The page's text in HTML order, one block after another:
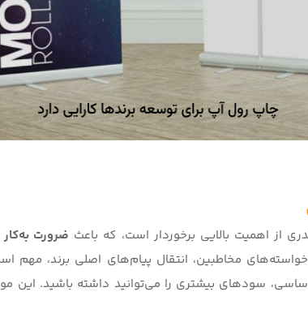
از اهمیت بالایی برخوردار است، که باعث ضرورت
مخاطبین، انتقال پیام‌های اصلی برند، مهم
سودهای بیشتری را می‌توانید داشته باشید. این